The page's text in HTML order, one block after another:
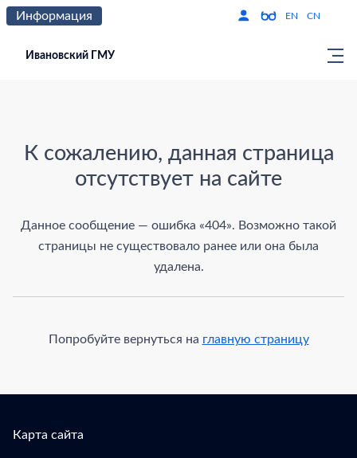
Информация Версия для
EN CN
Ивановский ГМУ
К сожалению, данная страница
отсутствует на сайте
Данное сообщение — ошибка «404». Возможно такой
страницы не существовало ранее или она была
удалена.
Попробуйте вернуться на главную страницу
Карта сайта